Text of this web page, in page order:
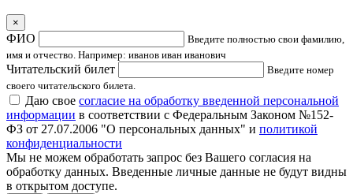
×
ФИО
Введите полностью свои фамилию,
имя и отчество. Например: иванов иван иванович
Читательский билет
Введите номер
своего читательского билета.
Даю свое согласие на обработку введенной персональной
информации в соответствии с Федеральным Законом №152-
ФЗ от 27.07.2006 "О персональных данных" и политикой
конфиденциальности
Мы не можем обработать запрос без Вашего согласия на
обработку данных. Введенные личные данные не будут видны
в открытом доступе.